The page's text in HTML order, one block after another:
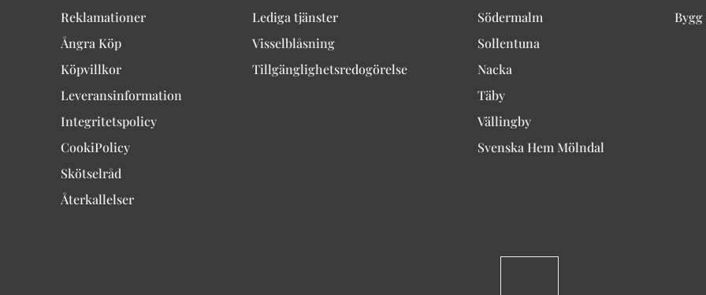
Reklamationer
Ångra Köp
Köpvillkor
Leveransinformation
Integritetspolicy
CookiPolicy
Skötselråd
Återkallelser
Lediga tjänster
Visselblåsning
Tillgänglighetsredogörelse
Södermalm
Sollentuna
Nacka
Täby
Vällingby
Svenska Hem Mölndal